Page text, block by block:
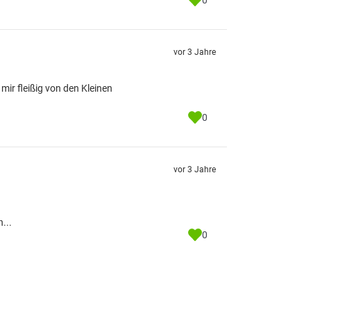
fleißig von den Kleinen
vor 3 Jahre
0
vor 3 Jahre
0